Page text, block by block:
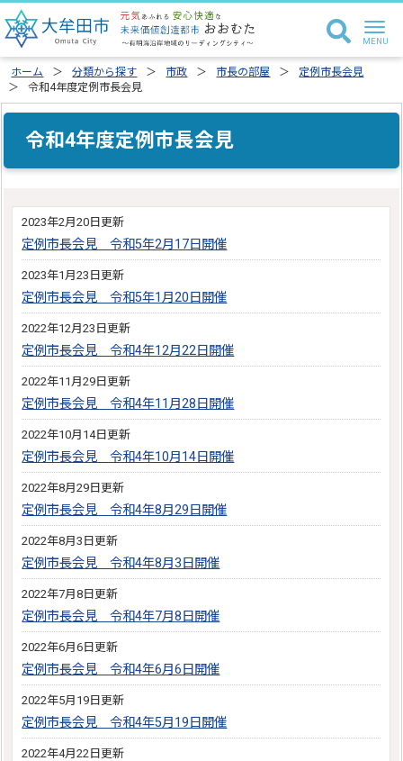
ホーム 分類から探す 市政 市長の部屋
定例市長会見
令和4年度定例市長会見
令和4年度定例市長会見
2023年2月20日更新
定例市長会見 令和5年2月17日開催
2023年1月23日更新
定例市長会見 令和5年1月20日開催
2022年12月23日更新
定例市長会見 令和4年12月22日開催
2022年11月29日更新
定例市長会見 令和4年11月28日開催
2022年10月14日更新
定例市長会見 令和4年10月14日開催
2022年8月29日更新
定例市長会見 令和4年8月29日開催
2022年8月3日更新
定例市長会見 令和4年8月3日開催
2022年7月8日更新
定例市長会見 令和4年7月8日開催
2022年6月6日更新
定例市長会見 令和4年6月6日開催
2022年5月19日更新
定例市長会見 令和4年5月19日開催
2022年4月22日更新